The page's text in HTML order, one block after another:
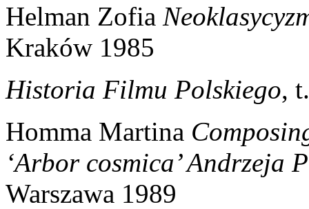
Helman Zofia
Kraków 1985
Historia Filmu Polskiego,
Homma Martina
‘Arbor cosmica’ Andrzeja
Warszawa 1989